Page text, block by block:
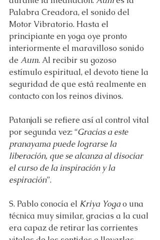
Palabra Creadora, el sonido del
Motor Vibratorio. Hasta el
principiante en yoga oye pronto
interiormente el maravilloso sonido
de Aum. Al recibir su gozoso
estímulo espiritual, el devoto tiene la
seguridad de que está realmente en
contacto con los reinos divinos.
Patanjali se refiere así al control vital
por segunda vez: “Gracias a este
pranayama puede lograrse la
liberación, que se alcanza al disociar
el curso de la inspiración y la
espiración”.
S. Pablo conocía el Kriya Yoga o una
técnica muy similar, gracias a la cual
era capaz de retirar las corrientes